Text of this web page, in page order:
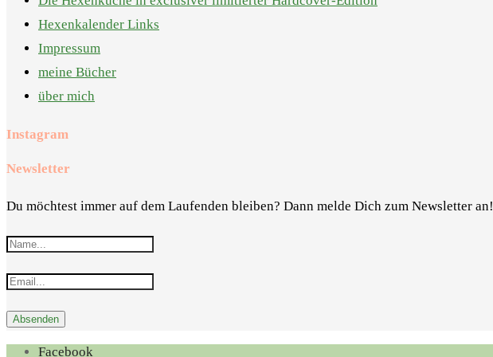
Hexenkalender Links
Impressum
meine Bücher
über mich
Instagram
Newsletter
Du möchtest immer auf dem Laufenden bleiben? Dann melde Dich zum Newsletter an!
Facebook